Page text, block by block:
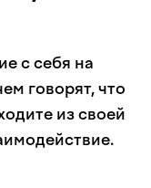
с себя на
говорят, что
из своей